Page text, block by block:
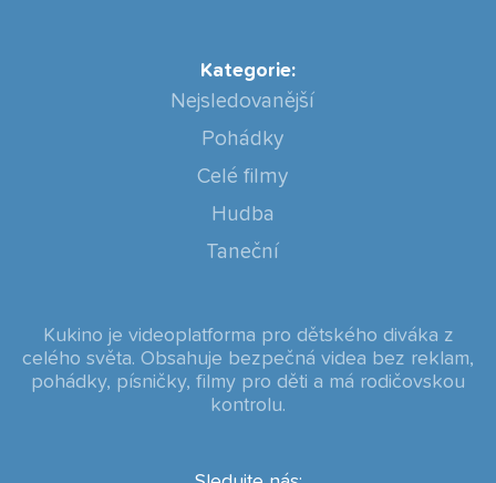
Kategorie:
Nejsledovanější
Pohádky
Celé filmy
Hudba
Taneční
Kukino je videoplatforma pro dětského diváka z
celého světa. Obsahuje bezpečná videa bez reklam,
pohádky, písničky, filmy pro děti a má rodičovskou
kontrolu.